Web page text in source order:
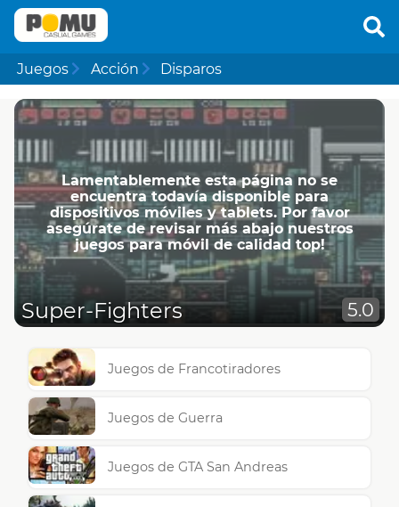
Juegos Acción Disparos
Lamentablemente esta página no se
encuentra todavía disponible para
dispositivos móviles y tablets. Por favor
asegúrate de revisar más abajo nuestros
juegos para móvil de calidad top!
Super-Fighters 5.0
Juegos de Francotiradores
Juegos de Guerra
Juegos de GTA San Andreas